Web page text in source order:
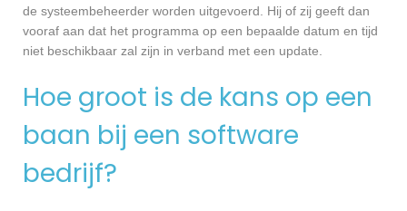
de systeembeheerder worden uitgevoerd. Hij of zij geeft dan
vooraf aan dat het programma op een bepaalde datum en tijd
niet beschikbaar zal zijn in verband met een update.
Hoe groot is de kans op een
baan bij een software
bedrijf?